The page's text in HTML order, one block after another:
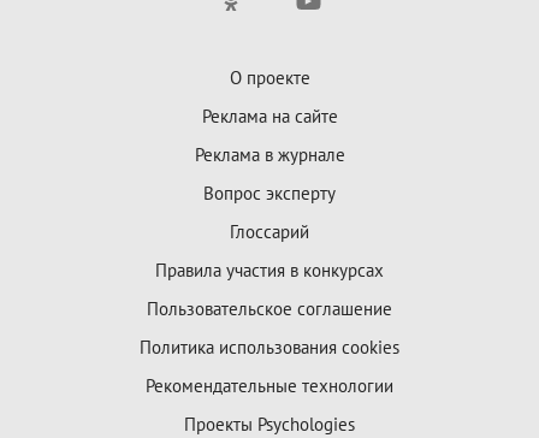
О проекте
Реклама на сайте
Реклама в журнале
Вопрос эксперту
Глоссарий
Правила участия в конкурсах
Пользовательское соглашение
Политика использования cookies
Рекомендательные технологии
Проекты Psychologies